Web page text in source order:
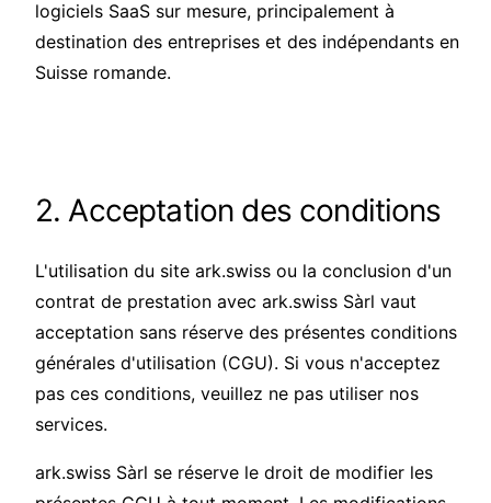
logiciels SaaS sur mesure, principalement à
destination des entreprises et des indépendants en
Suisse romande.
2. Acceptation des conditions
L'utilisation du site ark.swiss ou la conclusion d'un
contrat de prestation avec ark.swiss Sàrl vaut
acceptation sans réserve des présentes conditions
générales d'utilisation (CGU). Si vous n'acceptez
pas ces conditions, veuillez ne pas utiliser nos
services.
ark.swiss Sàrl se réserve le droit de modifier les